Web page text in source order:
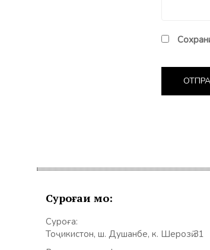
Суроғаи мо:
Суроға:
Тоҷикистон, ш. Душанбе, к. Шерозӣ 31